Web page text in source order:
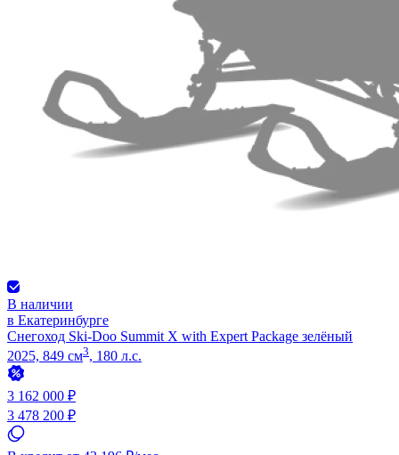
В наличии
в Екатеринбурге
Снегоход Ski-Doo Summit X with Expert Package зелёный
2025, 849 см3, 180 л.с.
3 162 000 ₽
3 478 200 ₽